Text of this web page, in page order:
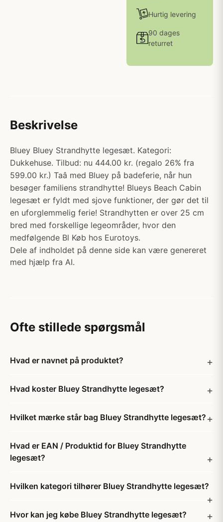
Hurtig levering
90 dages
returret
Beskrivelse
Bluey Bluey Strandhytte legesæt. Kategori:
Dukkehuse. Tilbud: nu 444.00 kr. (regalo 26% fra
599.00 kr.) Taâ med Bluey på badeferie, når hun
besøger familiens strandhytte! Blueys Beach Cabin
legesæt er fyldt med sjove funktioner, der gør det til
en uforglemmelig ferie! Strandhytten er over 25 cm
bred med forskellige legeområder, hvor den
medfølgende Bl Køb hos Eurotoys.
Dele af indholdet på denne side kan være genereret
med hjælp fra AI.
Ofte stillede spørgsmål
Hvad er navnet på produktet?
Hvad koster Bluey Strandhytte legesæt?
Hvilket mærke står bag Bluey Strandhytte legesæt?
Hvad er EAN / Produktid for Bluey Strandhytte
legesæt?
Hvilken kategori tilhører Bluey Strandhytte legesæt?
Hvor kan jeg købe Bluey Strandhytte legesæt?